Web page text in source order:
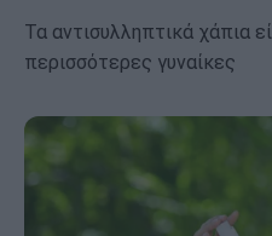
Τα αντισυλληπτικά χάπια
περισσότερες γυναίκες